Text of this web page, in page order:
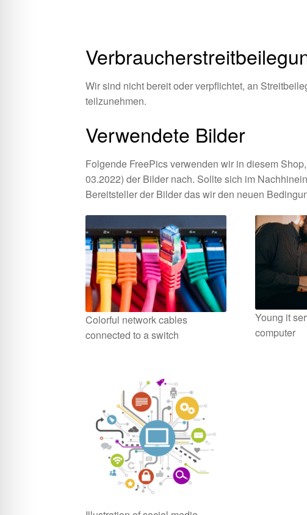
Wir sind nicht bereit oder verpflichtet, an
teilzunehmen.
Verwendete Bilder
Folgende FreePics verwenden wir in diesem
03.2022) der Bilder nach. Sollte sich im
Bereitsteller der Bilder das wir den neuen
Colorful network cables
connected to a switch
Young it
computer